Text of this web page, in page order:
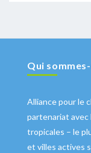
Qui
Alliance pour le
partenariat
tropicales – le
et villes actives